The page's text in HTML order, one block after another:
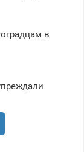
в